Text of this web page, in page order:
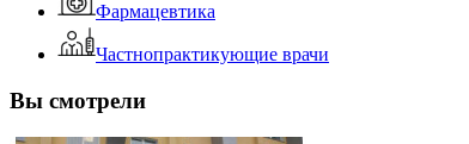
Фармацевтика
Частнопрактикующие врачи
Вы смотрели